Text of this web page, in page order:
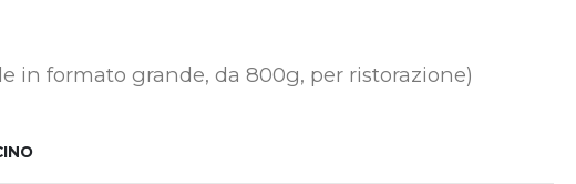
in formato grande, da 800g, per ristorazione)